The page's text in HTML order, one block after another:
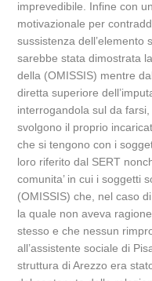
imprevedibile. Infine con
motivazionale per
sussistenza dell’elemento
sarebbe stata dimostrata
della (OMISSIS) mentre
diretta superiore
interrogandola sul da
svolgono il proprio
che si tengono con i
loro riferito dal SERT
comunita’ in cui i soggetti
(OMISSIS) che, nel caso
la quale non aveva
stesso e che nessun
all’assistente sociale di
struttura di Arezzo era